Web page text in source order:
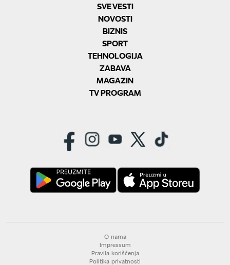
SVE VESTI
NOVOSTI
BIZNIS
SPORT
TEHNOLOGIJA
ZABAVA
MAGAZIN
TV PROGRAM
O nama
Impressum
Pravila korišćenja
Politika privatnosti